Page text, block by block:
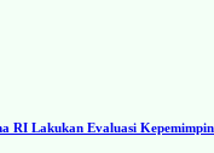
RI Lakukan Evaluasi